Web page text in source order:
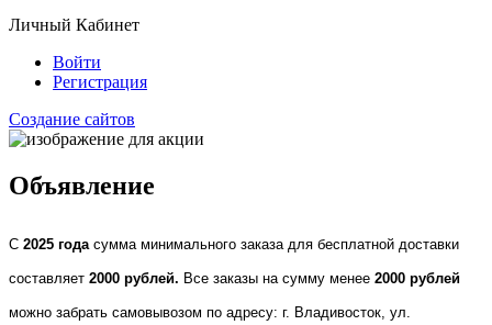
Личный Кабинет
Войти
Регистрация
Создание сайтов
Объявление
С 2025 года сумма минимального заказа для бесплатной доставки
составляет 2000 рублей. Все заказы на сумму менее 2000 рублей
можно забрать самовывозом по адресу: г. Владивосток, ул.